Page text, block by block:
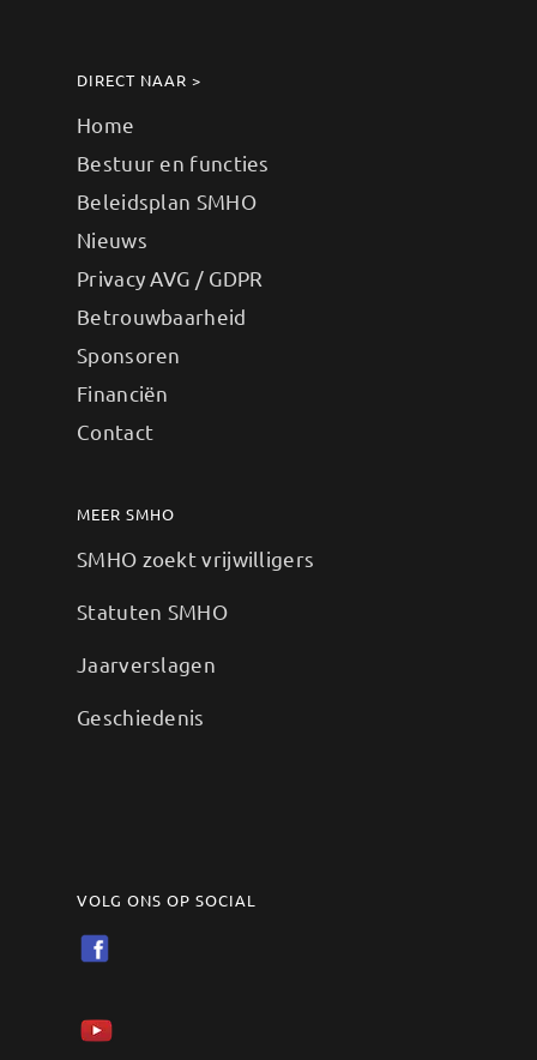
DIRECT NAAR >
Home
Bestuur en functies
Beleidsplan SMHO
Nieuws
Privacy AVG / GDPR
Betrouwbaarheid
Sponsoren
Financiën
Contact
MEER SMHO
SMHO zoekt vrijwilligers
Statuten SMHO
Jaarverslagen
Geschiedenis
VOLG ONS OP SOCIAL